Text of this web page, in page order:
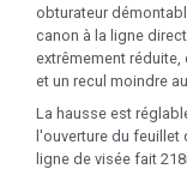
obturateur
canon à la ligne
extrêmement
et un recul moindre
La hausse est
l'ouverture du feuillet
ligne de visée fait